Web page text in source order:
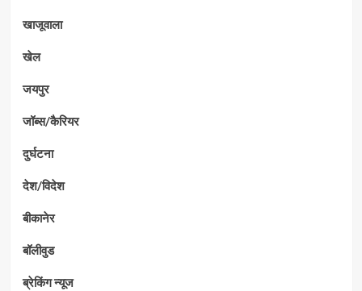
खाजूवाला
खेल
जयपुर
जॉब्स/कैरियर
दुर्घटना
देश/विदेश
बीकानेर
बॉलीवुड
ब्रेकिंग न्यूज